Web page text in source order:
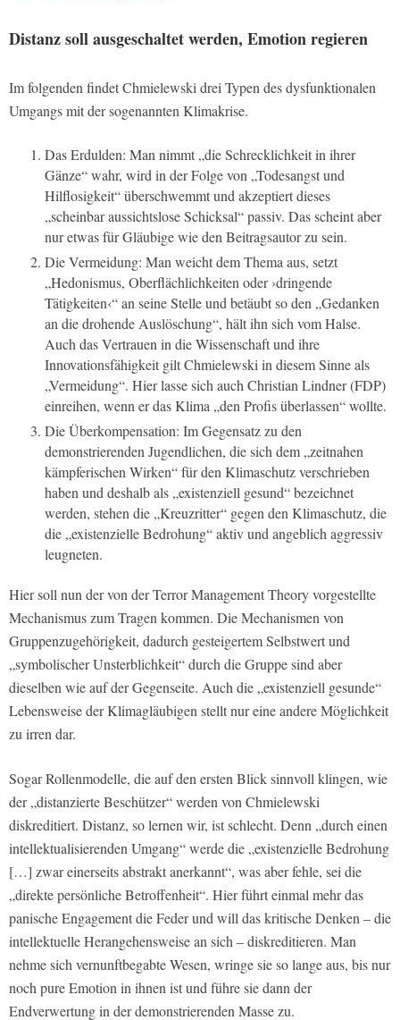
Distanz soll ausgeschaltet werden, Emotion regieren
Im folgenden findet Chmielewski drei Typen des dysfunktionalen
Umgangs mit der sogenannten Klimakrise.
Das Erdulden: Man nimmt „die Schrecklichkeit in ihrer
Gänze“ wahr, wird in der Folge von „Todesangst und
Hilflosigkeit“ überschwemmt und akzeptiert dieses
„scheinbar aussichtslose Schicksal“ passiv. Das scheint aber
nur etwas für Gläubige wie den Beitragsautor zu sein.
Die Vermeidung: Man weicht dem Thema aus, setzt
„Hedonismus, Oberflächlichkeiten oder ›dringende
Tätigkeiten‹“ an seine Stelle und betäubt so den „Gedanken
an die drohende Auslöschung“, hält ihn sich vom Halse.
Auch das Vertrauen in die Wissenschaft und ihre
Innovationsfähigkeit gilt Chmielewski in diesem Sinne als
„Vermeidung“. Hier lasse sich auch Christian Lindner (FDP)
einreihen, wenn er das Klima „den Profis überlassen“ wollte.
Die Überkompensation: Im Gegensatz zu den
demonstrierenden Jugendlichen, die sich dem „zeitnahen
kämpferischen Wirken“ für den Klimaschutz verschrieben
haben und deshalb als „existenziell gesund“ bezeichnet
werden, stehen die „Kreuzritter“ gegen den Klimaschutz, die
die „existenzielle Bedrohung“ aktiv und angeblich aggressiv
leugneten.
Hier soll nun der von der Terror Management Theory vorgestellte
Mechanismus zum Tragen kommen. Die Mechanismen von
Gruppenzugehörigkeit, dadurch gesteigertem Selbstwert und
„symbolischer Unsterblichkeit“ durch die Gruppe sind aber
dieselben wie auf der Gegenseite. Auch die „existenziell gesunde“
Lebensweise der Klimagläubigen stellt nur eine andere Möglichkeit
zu irren dar.
Sogar Rollenmodelle, die auf den ersten Blick sinnvoll klingen, wie
der „distanzierte Beschützer“ werden von Chmielewski
diskreditiert. Distanz, so lernen wir, ist schlecht. Denn „durch einen
intellektualisierenden Umgang“ werde die „existenzielle Bedrohung
[…] zwar einerseits abstrakt anerkannt“, was aber fehle, sei die
„direkte persönliche Betroffenheit“. Hier führt einmal mehr das
panische Engagement die Feder und will das kritische Denken – die
intellektuelle Herangehensweise an sich – diskreditieren. Man
nehme sich vernunftbegabte Wesen, wringe sie so lange aus, bis nur
noch pure Emotion in ihnen ist und führe sie dann der
Endverwertung in der demonstrierenden Masse zu.